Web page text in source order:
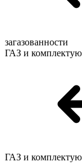
загазованности
ГАЗ и
ГАЗ и